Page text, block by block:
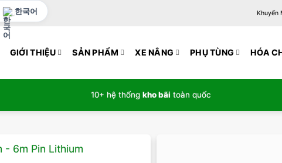
한국어 Khuyến
GIỚI THIỆU SẢN PHẨM XE NÂNG PHỤ TÙNG HÓA
10+ hệ thống kho bãi toàn quốc